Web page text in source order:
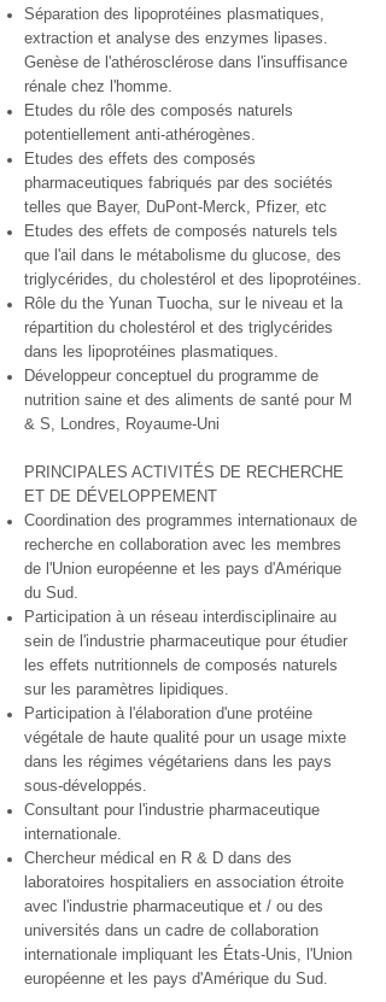
Séparation des lipoprotéines plasmatiques,
extraction et analyse des enzymes lipases.
Genèse de l'athérosclérose dans l'insuffisance
rénale chez l'homme.
Etudes du rôle des composés naturels
potentiellement anti-athérogènes.
Etudes des effets des composés
pharmaceutiques fabriqués par des sociétés
telles que Bayer, DuPont-Merck, Pfizer, etc
Etudes des effets de composés naturels tels
que l'ail dans le métabolisme du glucose, des
triglycérides, du cholestérol et des lipoprotéines.
Rôle du the Yunan Tuocha, sur le niveau et la
répartition du cholestérol et des triglycérides
dans les lipoprotéines plasmatiques.
Développeur conceptuel du programme de
nutrition saine et des aliments de santé pour M
& S, Londres, Royaume-Uni
PRINCIPALES ACTIVITÉS DE RECHERCHE
ET DE DÉVELOPPEMENT
Coordination des programmes internationaux de
recherche en collaboration avec les membres
de l'Union européenne et les pays d'Amérique
du Sud.
Participation à un réseau interdisciplinaire au
sein de l'industrie pharmaceutique pour étudier
les effets nutritionnels de composés naturels
sur les paramètres lipidiques.
Participation à l'élaboration d'une protéine
végétale de haute qualité pour un usage mixte
dans les régimes végétariens dans les pays
sous-développés.
Consultant pour l'industrie pharmaceutique
internationale.
Chercheur médical en R & D dans des
laboratoires hospitaliers en association étroite
avec l'industrie pharmaceutique et / ou des
universités dans un cadre de collaboration
internationale impliquant les États-Unis, l'Union
européenne et les pays d'Amérique du Sud.